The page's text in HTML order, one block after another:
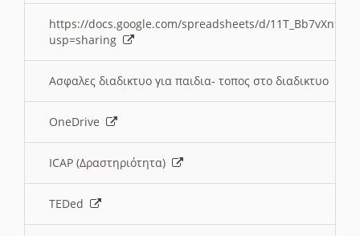
https://docs.google.com/spreadsheets/d/
usp=sharing
Ασφαλες διαδικτυο για παιδια- τοπος στο διαδικτυο
OneDrive
ICAP (Δραστηριότητα)
TEDed